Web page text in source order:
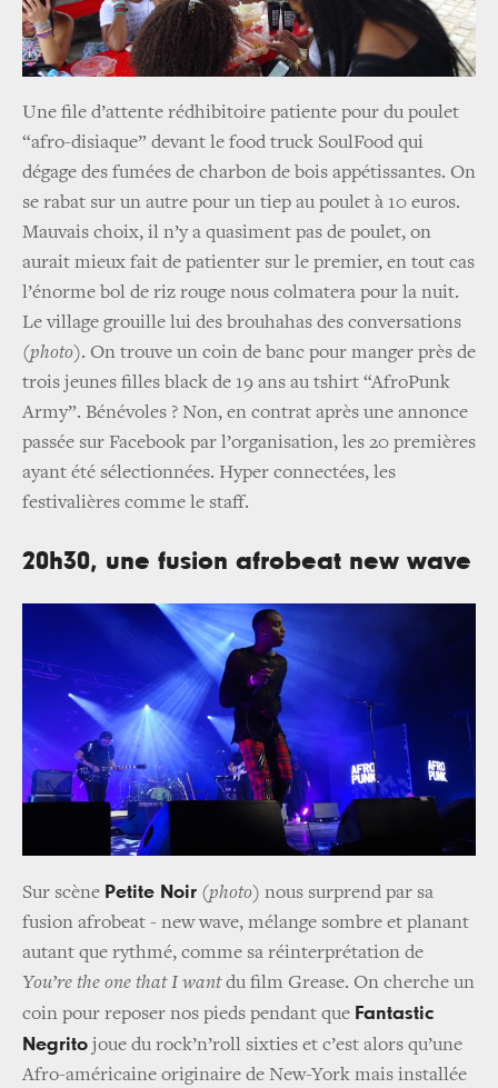
Une file d’attente rédhibitoire patiente pour du poulet
“afro-disiaque” devant le food truck SoulFood qui
dégage des fumées de charbon de bois appétissantes. On
se rabat sur un autre pour un tiep au poulet à 10 euros.
Mauvais choix, il n’y a quasiment pas de poulet, on
aurait mieux fait de patienter sur le premier, en tout cas
l’énorme bol de riz rouge nous colmatera pour la nuit.
Le village grouille lui des brouhahas des conversations
(photo). On trouve un coin de banc pour manger près de
trois jeunes filles black de 19 ans au tshirt “AfroPunk
Army”. Bénévoles ? Non, en contrat après une annonce
passée sur Facebook par l’organisation, les 20 premières
ayant été sélectionnées. Hyper connectées, les
festivalières comme le staff.
20h30, une fusion afrobeat new wave
Sur scène Petite Noir (photo) nous surprend par sa
fusion afrobeat - new wave, mélange sombre et planant
autant que rythmé, comme sa réinterprétation de
You’re the one that I wantdu film Grease. On cherche un
coin pour reposer nos pieds pendant que Fantastic
Negrito joue du rock’n’roll sixties et c’est alors qu’une
Afro-américaine originaire de New-York mais installée